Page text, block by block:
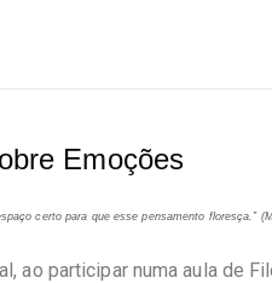
Emoções
certo para que esse pensamento floresça.” (
ao participar numa aula de